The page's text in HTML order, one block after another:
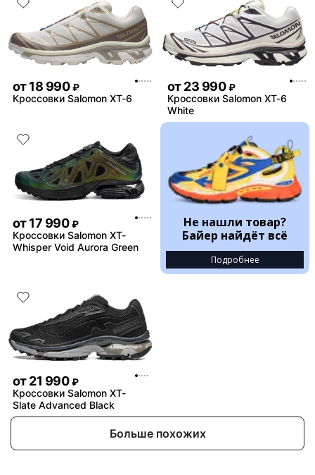
от18 990 ₽
Кроссовки Salomon XT-6
от23 990 ₽
Кроссовки Salomon XT-6
White
от17 990 ₽
Кроссовки Salomon XT-
Whisper Void Aurora Green
Не нашли товар?
Байер найдёт всё
Подробнее
от21 990 ₽
Кроссовки Salomon XT-
Slate Advanced Black
Больше похожих